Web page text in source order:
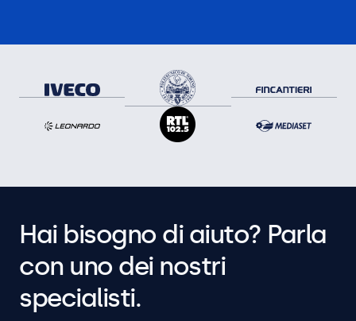
Hai bisogno di aiuto? Parla
con uno dei nostri
specialisti.